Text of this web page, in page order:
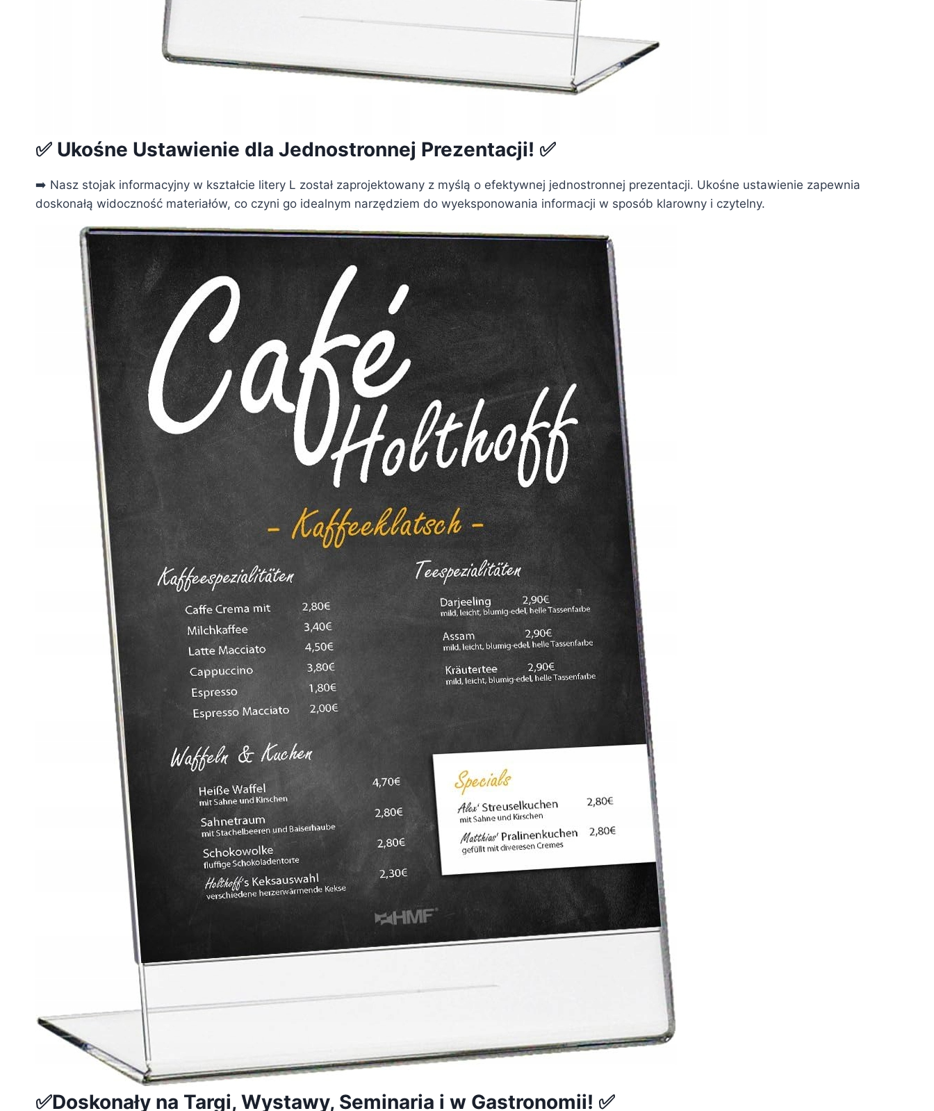
✅ Ukośne Ustawienie dla Jednostronnej Prezentacji! ✅
➡️ Nasz stojak informacyjny w kształcie litery L został zaprojektowany z myślą o efektywnej jednostronnej prezentacji. Ukośne ustawienie zapewnia
doskonałą widoczność materiałów, co czyni go idealnym narzędziem do wyeksponowania informacji w sposób klarowny i czytelny.
✅Doskonały na Targi, Wystawy, Seminaria i w Gastronomii! ✅